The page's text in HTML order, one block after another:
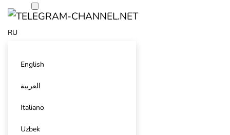
RU
English
العربية
Italiano
Uzbek